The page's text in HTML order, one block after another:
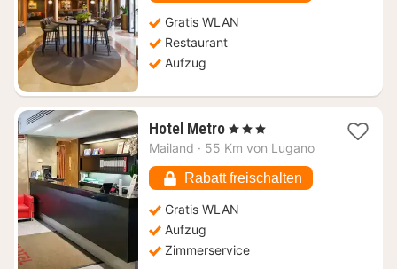
Gratis WLAN
Restaurant
Aufzug
Hotel Metro1
Nacht
92,50
€
, 3 Sterne
Mailand · 55 Km von Lugano
Rabatt freischalten
Gratis WLAN
Aufzug
Zimmerservice